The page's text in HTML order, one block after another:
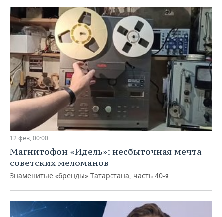
12 фев, 00:00
Магнитофон «Идель»: несбыточная мечта
советских меломанов
Знаменитые «бренды» Татарстана, часть 40-я